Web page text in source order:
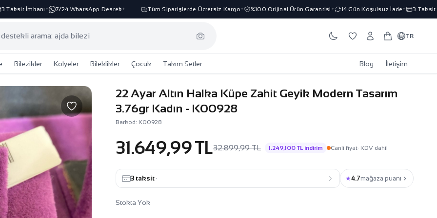
İmkanı ✦ 7/24 WhatsApp Destek✦ Tüm Siparişlerde Ücretsiz Kargo✦ %100 Orijinal Ürün Garantisi ✦ 14 Gün Koşulsuz İade✦ 3 Taksit
TR
Bilezikler Kolyeler Bileklikler Çocuk Takım Setler Blog İletişim
22 Ayar Altın Halka Küpe Zahit Geyik Modern Tasarım
3.76gr Kadın - K00928
Barkod: K00928
31.649,99 TL32.899,99 TL 1.249,100 TL indirim Canli fiyat· KDV dahil
3 taksit · ★4.7mağaza puanı
Stokta Yok